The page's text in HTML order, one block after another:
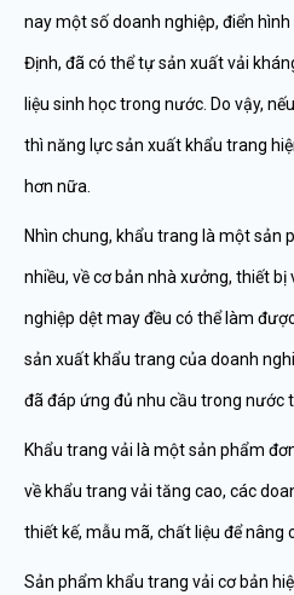
nay một số doanh nghiệp, điển
Định, đã có thể tự sản xuất vải
liệu sinh học trong nước. Do vậy,
thì năng lực sản xuất khẩu trang
hơn nữa.
Nhìn chung, khẩu trang là một sản
nhiều, về cơ bản nhà xưởng, thiết
nghiệp dệt may đều có thể làm
sản xuất khẩu trang của doanh
đã đáp ứng đủ nhu cầu trong nước
Khẩu trang vải là một sản phẩm
về khẩu trang vải tăng cao, các
thiết kế, mẫu mã, chất liệu để nâng
Sản phẩm khẩu trang vải cơ bản